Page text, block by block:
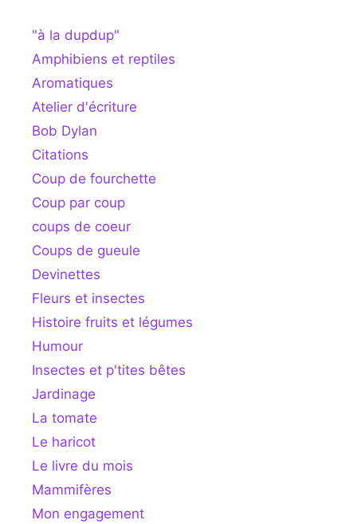
"à la dupdup"
Amphibiens et reptiles
Aromatiques
Atelier d'écriture
Bob Dylan
Citations
Coup de fourchette
Coup par coup
coups de coeur
Coups de gueule
Devinettes
Fleurs et insectes
Histoire fruits et légumes
Humour
Insectes et p'tites bêtes
Jardinage
La tomate
Le haricot
Le livre du mois
Mammifères
Mon engagement